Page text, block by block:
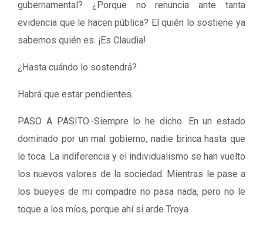
gubernamental? ¿Porque no renuncia ante tanta
evidencia que le hacen pública? El quién lo sostiene ya
sabemos quién es. ¡Es Claudia!
¿Hasta cuándo lo sostendrá?
Habrá que estar pendientes.
PASO A PASITO.-Siempre lo he dicho. En un estado
dominado por un mal gobierno, nadie brinca hasta que
le toca. La indiferencia y el individualismo se han vuelto
los nuevos valores de la sociedad. Mientras le pase a
los bueyes de mi compadre no pasa nada, pero no le
toque a los míos, porque ahí si arde Troya.